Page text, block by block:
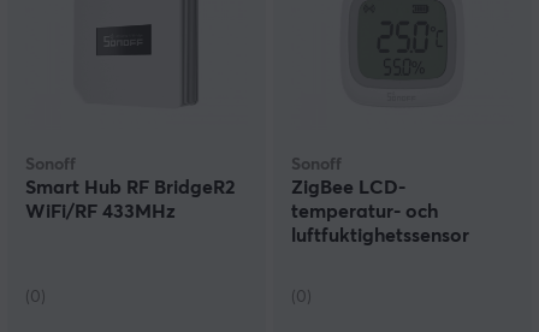
Sonoff
Smart Hub RF BridgeR2
WiFi/RF 433MHz
(0)
Sonoff
ZigBee LCD-
temperatur- och
luftfuktighetssensor
(0)